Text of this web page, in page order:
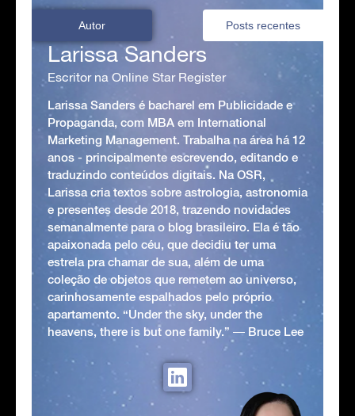
Autor Posts recentes
Larissa Sanders
Escritor na Online Star Register
Larissa Sanders é bacharel em Publicidade e
Propaganda, com MBA em International
Marketing Management. Trabalha na área há 12
anos - principalmente escrevendo, editando e
traduzindo conteúdos digitais. Na OSR,
Larissa cria textos sobre astrologia, astronomia
e presentes desde 2018, trazendo novidades
semanalmente para o blog brasileiro. Ela é tão
apaixonada pelo céu, que decidiu ter uma
estrela pra chamar de sua, além de uma
coleção de objetos que remetem ao universo,
carinhosamente espalhados pelo próprio
apartamento. “Under the sky, under the
heavens, there is but one family.” ― Bruce Lee